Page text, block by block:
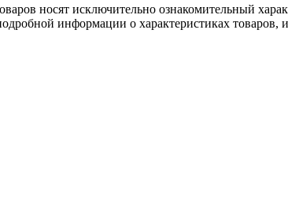
носят исключительно ознакомительный
информации о характеристиках товаров,